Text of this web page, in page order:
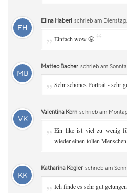
EH
Elina Haberl schrieb am Dienstag,
„ Einfach wow 🤩 “
MB
Matteo Bacher schrieb am
„ Sehr schönes Portrait - sehr
VK
Valentina Kern schrieb am
„ Ein like ist viel zu wenig
wieder einen tollen
KK
Katharina Kogler schrieb am
„ Ich finde es sehr gut